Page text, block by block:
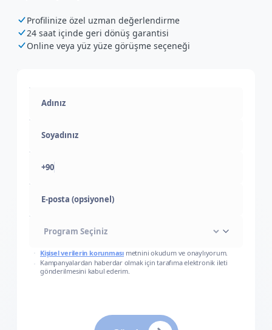
Profilinize özel uzman değerlendirme
24 saat içinde geri dönüş garantisi
Online veya yüz yüze görüşme seçeneği
+90
E-posta (opsiyonel)
Kişisel verilerin korunması metnini okudum ve onaylıyorum.
Kampanyalardan haberdar olmak için tarafıma elektronik ileti
gönderilmesini kabul ederim.